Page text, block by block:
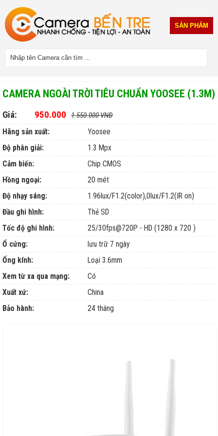
SẢN PHẨM
CAMERA NGOÀI TRỜI TIÊU CHUẨN YOOSEE (1.3M)
Giá: 950.000 1.550.000 VNĐ
Hãng sản xuất:
Yoosee
Độ phân giải:
1.3 Mpx
Cảm biến:
Chip CMOS
Hồng ngoại:
20 mét
Độ nhạy sáng:
1.96lux/F1.2(color),0lux/F1.2(IR on)
Đầu ghi hình:
Thẻ SD
Tốc độ ghi hình:
25/30fps@720P - HD (1280 x 720 )
Ổ cứng:
lưu trữ 7 ngày
Ống kính:
Loại 3.6mm
Xem từ xa qua mạng:
Có
Xuất xứ:
China
Bảo hành:
24 tháng